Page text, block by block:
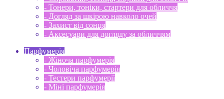
- Тонери, тоніки, стартери для обличчя
- Догляд за шкірою навколо очей
- Захист від сонця
- Аксесуари для догляду за обличчям
Парфумерія
- Жіноча парфумерія
- Чоловіча парфумерія
- Тестери парфумерії
- Міні парфумерія